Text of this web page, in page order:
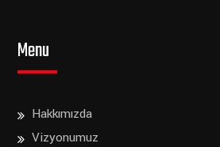
Menu
Hakkımızda
Vizyonumuz